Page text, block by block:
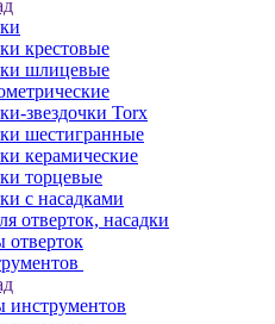
крестовые
шлицевые
звездочки Torx
шестигранные
керамические
торцевые
с насадками
отверток, насадки
отверток
инструментов